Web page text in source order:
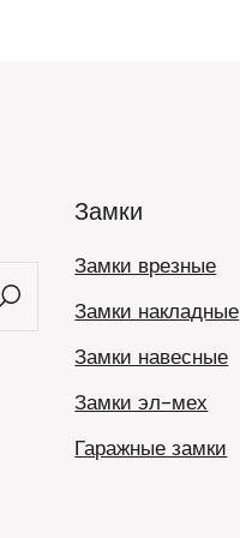
Замки
Замки врезные
Замки накладные
Замки навесные
Замки эл-мех
Гаражные замки